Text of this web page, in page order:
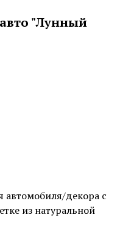
"Лунный
декора с
из натуральной